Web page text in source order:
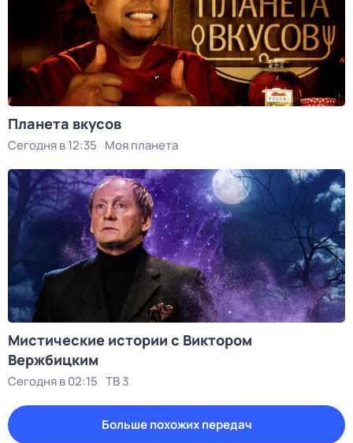
Планета вкусов
Сегодня в 12:35 Моя планета
Мистические истории с Виктором
Вержбицким
Сегодня в 02:15 ТВ 3
Больше похожих передач